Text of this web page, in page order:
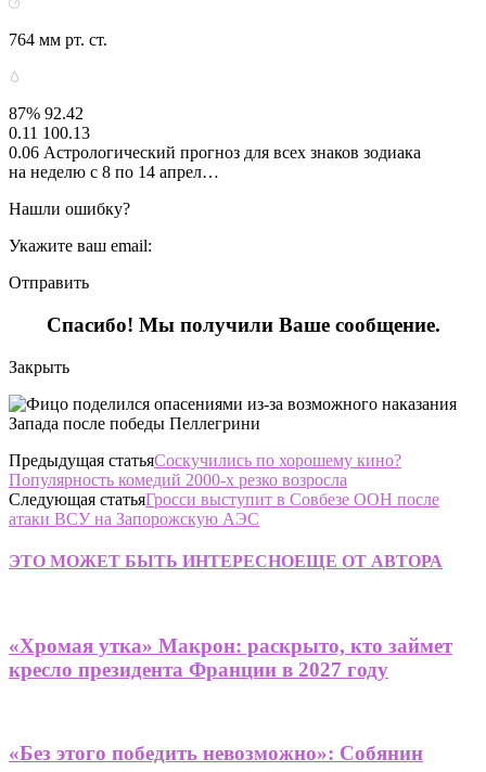
764 мм рт. ст.
87% 92.42
0.11 100.13
0.06 Астрологический прогноз для всех знаков зодиака
на неделю с 8 по 14 апрел…
Нашли ошибку?
Укажите ваш email:
Отправить
Спасибо! Мы получили Ваше сообщение.
Закрыть
Предыдущая статьяСоскучились по хорошему кино?
Популярность комедий 2000-х резко возросла
Следующая статьяГросси выступит в Совбезе ООН после
атаки ВСУ на Запорожскую АЭС
ЭТО МОЖЕТ БЫТЬ ИНТЕРЕСНОЕЩЕ ОТ АВТОРА
«Хромая утка» Макрон: раскрыто, кто займет
кресло президента Франции в 2027 году
«Без этого победить невозможно»: Собянин